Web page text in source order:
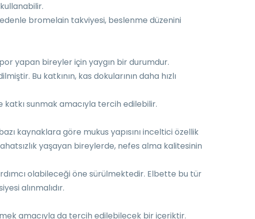
bromelain takviyesi, beslenme düzenini
yapan bireyler için yaygın bir durumdur.
Bu katkının, kas dokularının daha hızlı
sunmak amacıyla tercih edilebilir.
kaynaklara göre mukus yapısını inceltici özellik
yaşayan bireylerde, nefes alma kalitesinin
olabileceği öne sürülmektedir. Elbette bu tür
alınmalıdır.
amacıyla da tercih edilebilecek bir içeriktir.